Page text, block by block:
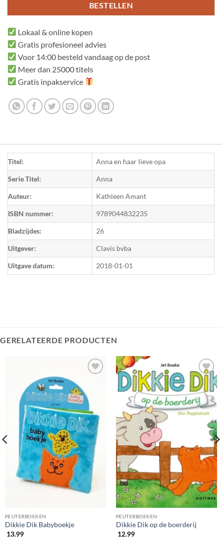
BESTELLEN
Lokaal & online kopen
Gratis profesioneel advies
Voor 14:00 besteld vandaag op de post
Meer dan 25000 titels
Gratis inpakservice
Titel: Anna en haar lieve opa
Serie Titel: Anna
Auteur: Kathleen Amant
ISBN nummer: 9789044832235
Bladzijdes: 26
Uitgever: Clavis bvba
Uitgave datum: 2018-01-01
GERELATEERDE PRODUCTEN
PEUTERBOEKEN
Dikkie Dik Babyboekje
13.99
PEUTERBOEKEN
Dikkie Dik op de boerderij
12.99